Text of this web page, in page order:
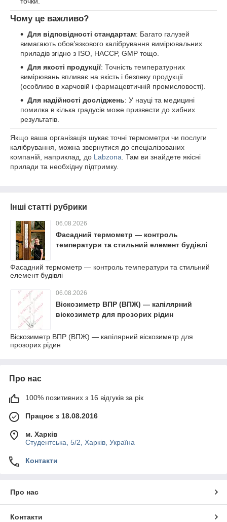
Чому це важливо?
Для відповідності стандартам: Багато галузей
вимагають обов’язкового калібрування вимірювальних
приладів згідно з ISO, HACCP, GMP тощо.
Для якості продукції: Точність температурних
вимірювань впливає на якість і безпеку продукції
(особливо в харчовій і фармацевтичній промисловості).
Для надійності досліджень: У науці та медицині
помилка в кілька градусів може призвести до хибних
результатів.
Якщо ваша організація шукає точні термометри чи послуги
калібрування, можна звернутися до спеціалізованих
компаній, наприклад, до Labzona . Там ви знайдете якісні
прилади та необхідну підтримку.
Інші статті рубрики
06.08.2026
Фасадний термометр — контроль
температури та стильний елемент будівлі
Фасадний термометр — контроль температури та стильний
елемент будівлі
06.08.2026
Віскозиметр ВПР (ВПЖ) — капілярний
віскозиметр для прозорих рідин
Віскозиметр ВПР (ВПЖ) — капілярний віскозиметр для
прозорих рідин
Про нас
100% позитивних з 16 відгуків за рік
Працює з 18.08.2016
м. Харків
Студентська, 5/2, Харків, Україна
Контакти
Про нас
Контакти